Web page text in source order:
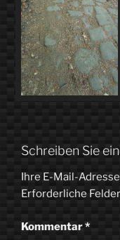
Schreiben Sie
Ihre E-Mail-
Erforderliche
Kommentar*